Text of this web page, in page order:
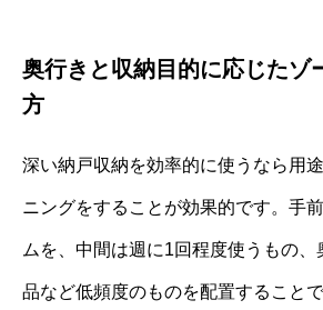
奥行きと収納目的に応じたゾ
方
深い納戸収納を効率的に使うなら用
ニングをすることが効果的です。手
ムを、中間は週に1回程度使うもの
品など低頻度のものを配置すること